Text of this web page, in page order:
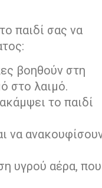
παιδί σας να
βοηθούν στη
στο λαιμό.
το παιδί
να
υγρού αέρα, που